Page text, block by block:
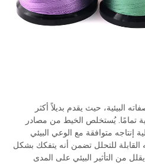
البيئية، حيث يقدم بديلاً أكثر
تمامًا. يُستخلص الخيط من مصادر
إنتاجه متوافقة مع الوعي البيئي
القابلة للتحلل تضمن أنه يتفكك بشكل
من التأثير البيئي على المدى